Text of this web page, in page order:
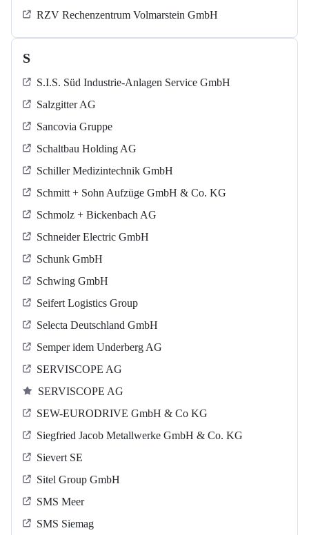
RZV Rechenzentrum Volmarstein GmbH
S
S.I.S. Süd Industrie-Anlagen Service GmbH
Salzgitter AG
Sancovia Gruppe
Schaltbau Holding AG
Schiller Medizintechnik GmbH
Schmitt + Sohn Aufzüge GmbH & Co. KG
Schmolz + Bickenbach AG
Schneider Electric GmbH
Schunk GmbH
Schwing GmbH
Seifert Logistics Group
Selecta Deutschland GmbH
Semper idem Underberg AG
SERVISCOPE AG
SERVISCOPE AG
SEW-EURODRIVE GmbH & Co KG
Siegfried Jacob Metallwerke GmbH & Co. KG
Sievert SE
Sitel Group GmbH
SMS Meer
SMS Siemag